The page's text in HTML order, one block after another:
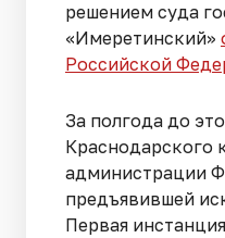
решением суда
«Имеретинский»
Российской
За полгода до
Краснодарского
администрации
предъявившей
Первая